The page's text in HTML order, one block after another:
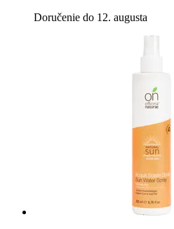
Doručenie do 12. augusta